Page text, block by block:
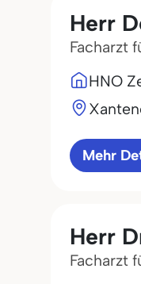
Herr
Facharzt
HNO
Mehr
Herr
Facharzt